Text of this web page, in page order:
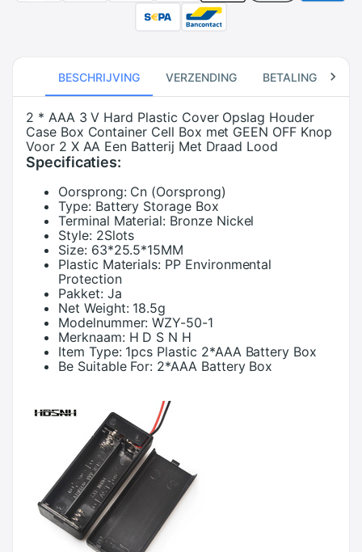
BESCHRIJVING VERZENDING BETALING
2 * AAA 3 V Hard Plastic Cover Opslag Houder
Case Box Container Cell Box met GEEN OFF Knop
Voor 2 X AA Een Batterij Met Draad Lood
Specificaties:
Oorsprong: Cn (Oorsprong)
Type: Battery Storage Box
Terminal Material: Bronze Nickel
Style: 2Slots
Size: 63*25.5*15MM
Plastic Materials: PP Environmental
Protection
Pakket: Ja
Net Weight: 18.5g
Modelnummer: WZY-50-1
Merknaam: H D S N H
Item Type: 1pcs Plastic 2*AAA Battery Box
Be Suitable For: 2*AAA Battery Box